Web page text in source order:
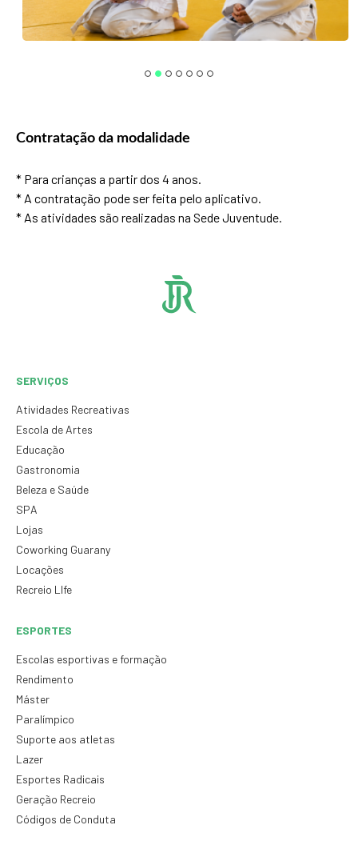
Contratação da modalidade
* Para crianças a partir dos 4 anos.
* A contratação pode ser feita pelo aplicativo.
* As atividades são realizadas na Sede Juventude.
SERVIÇOS
Atividades Recreativas
Escola de Artes
Educação
Gastronomia
Beleza e Saúde
SPA
Lojas
Coworking Guarany
Locações
Recreio LIfe
ESPORTES
Escolas esportivas e formação
Rendimento
Máster
Paralímpico
Suporte aos atletas
Lazer
Esportes Radicais
Geração Recreio
Códigos de Conduta